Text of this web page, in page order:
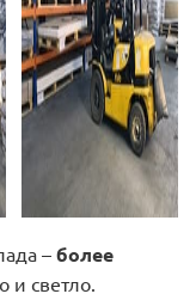
– более
и светло.